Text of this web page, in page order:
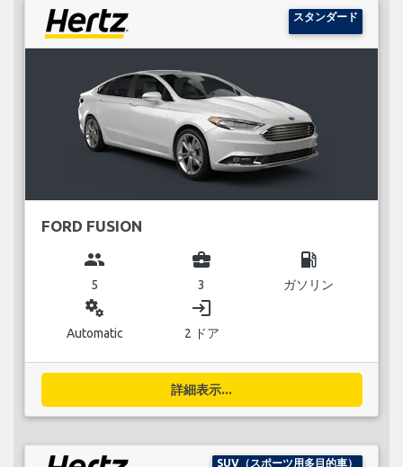
スタンダード
FORD FUSION
group
5
business_center
3
local_gas_station
ガソリン
miscellaneous_services
Automatic
login
2 ドア
詳細表示...
SUV（スポーツ用多目的車）